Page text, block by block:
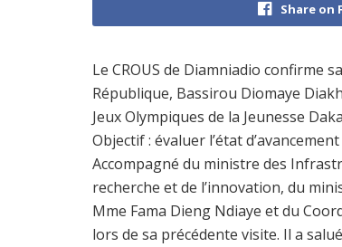
Share on
Le CROUS de Diamniadio confirme
République, Bassirou Diomaye
Jeux Olympiques de la Jeunesse
Objectif : évaluer l’état
Accompagné du ministre des
recherche et de l’innovation, du
Mme Fama Dieng Ndiaye et du
lors de sa précédente visite. Il a